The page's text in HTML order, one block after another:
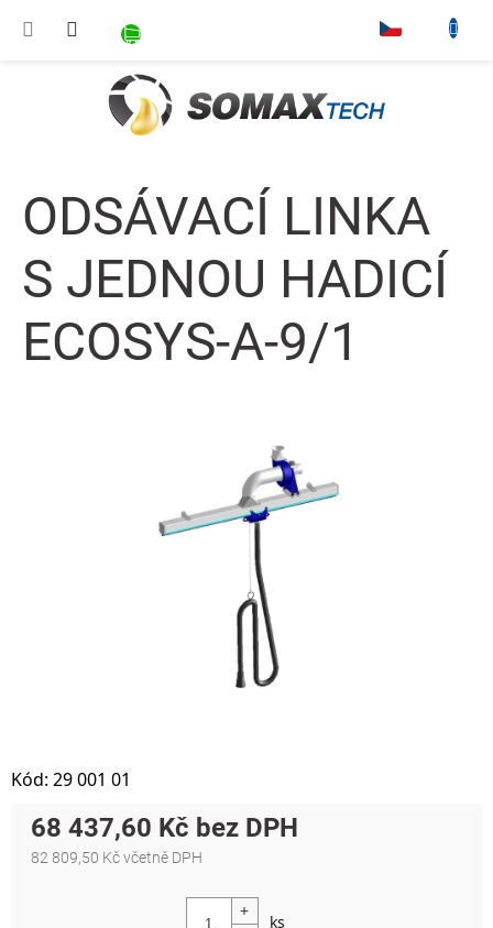
NÁKUPNÍ KOŠÍK
ODSÁVACÍ LINKA
S JEDNOU HADICÍ
ECOSYS-A-9/1
68 437,60 Kč
82 809,50 Kč včetně DPH
Kód: 29 001 01